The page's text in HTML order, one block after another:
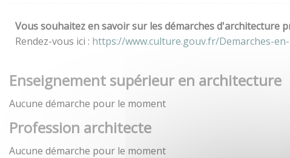
Vous souhaitez en savoir sur les démarches d'architecture
Rendez-vous ici : https://www.culture.gouv.fr/Demarches-
Enseignement supérieur en architecture
Aucune démarche pour le moment
Profession architecte
Aucune démarche pour le moment